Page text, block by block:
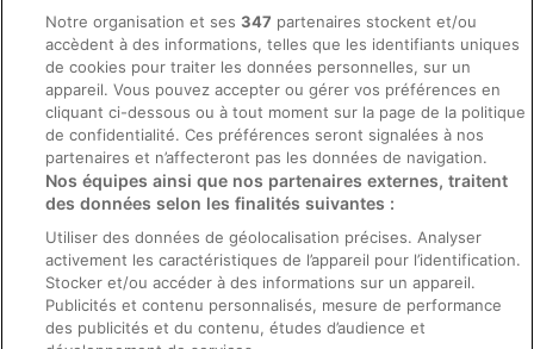
Directives de contenu et signalement de contenus
Aide
Soutien
Annuler votre réservation d’hôtel ou de propriété de vacances
Échéances de remboursement
Utiliser un coupon ebookers
Notre organisation et ses347 partenaires stockent et/ou
accèdent à des informations, telles que les identifiants uniques
de cookies pour traiter les données personnelles, sur un
appareil. Vous pouvez accepter ou gérer vos préférences en
cliquant ci-dessous ou à tout moment sur la page de la politique
de confidentialité. Ces préférences seront signalées à nos
partenaires et n’affecteront pas les données de navigation.
Nos équipes ainsi que nos partenaires externes, traitent
des données selon les finalités suivantes :
Utiliser des données de géolocalisation précises. Analyser
activement les caractéristiques de l’appareil pour l’identification.
Stocker et/ou accéder à des informations sur un appareil.
Publicités et contenu personnalisés, mesure de performance
des publicités et du contenu, études d’audience et